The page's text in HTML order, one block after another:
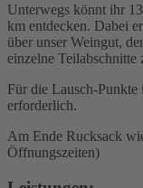
Unterwegs könnt ihr
km entdecken. Dabei
über unser Weingut,
einzelne Teilabschnitte
Für die Lausch-Punkte
erforderlich.
Am Ende Rucksack
Öffnungszeiten)